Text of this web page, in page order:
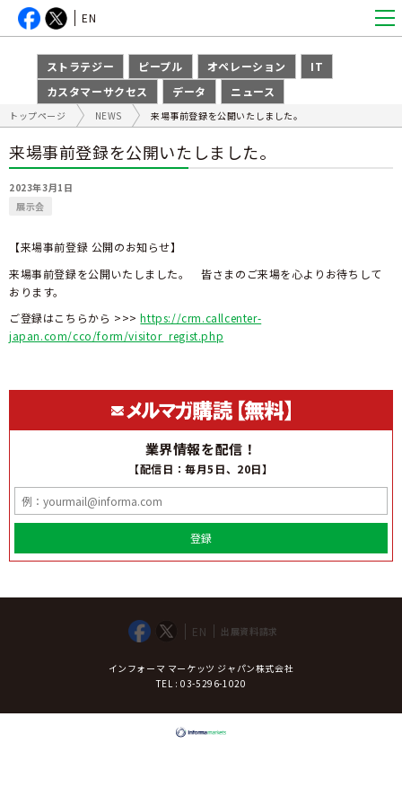
ストラテジー ピープル オペレーション
IT
カスタマーサクセス
データ ニュース
EN
トップページ NEWS 来場事前登録を公開いたしました。
来場事前登録を公開いたしました。
2023年3月1日
展示会
【来場事前登録 公開のお知らせ】
来場事前登録を公開いたしました。 皆さまのご来場を心よりお待ちして
おります。
ご登録はこちらから >>>https://crm.callcenter-
japan.com/cco/form/visitor_regist.php
業界情報を配信！
【配信日：毎月5日、20日】
登録
EN 出展資料請求
インフォーマ マーケッツ ジャパン株式会社
TEL : 03-5296-1020